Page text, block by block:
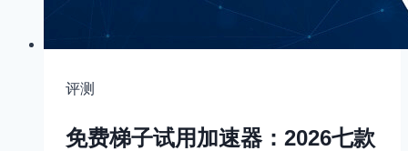
评测
免费梯子试用加速器：2026七款